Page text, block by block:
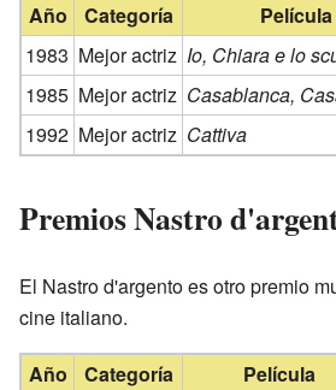
Año Categoría Película
1983 Mejor actriz Io, Chiara e lo
1985 Mejor actriz Casablanca,
1992 Mejor actriz Cattiva
Premios Nastro
El Nastro d'argento es otro premio
cine italiano.
Año Categoría Película